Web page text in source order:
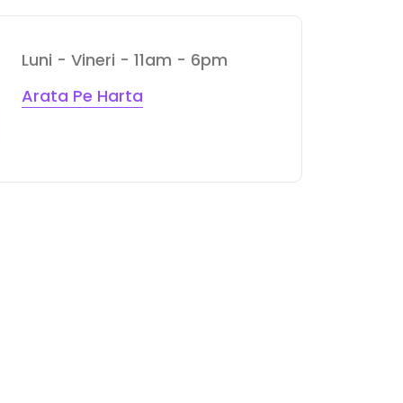
Luni - Vineri - 11am - 6pm
Arata Pe Harta